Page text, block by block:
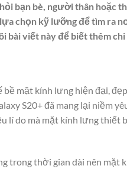
bạn bè, người thân hoặc
chọn kỹ lưỡng để tìm ra
bài viết này để biết thêm
mặt kính lưng hiện đại,
S20+ đã mang lại niềm
lí do mà mặt kính lưng thiết
trong thời gian dài nên mặt